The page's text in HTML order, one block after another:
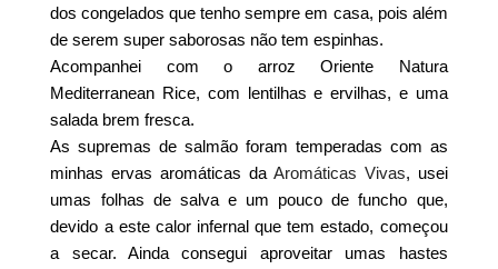
dos congelados que tenho sempre em casa, pois além
de serem super saborosas não tem espinhas.
Acompanhei com o arroz Oriente Natura
Mediterranean Rice, com lentilhas e ervilhas, e uma
salada brem fresca.
As supremas de salmão foram temperadas com as
minhas ervas aromáticas da Aromáticas Vivas, usei
umas folhas de salva e um pouco de funcho que,
devido a este calor infernal que tem estado, começou
a secar. Ainda consegui aproveitar umas hastes